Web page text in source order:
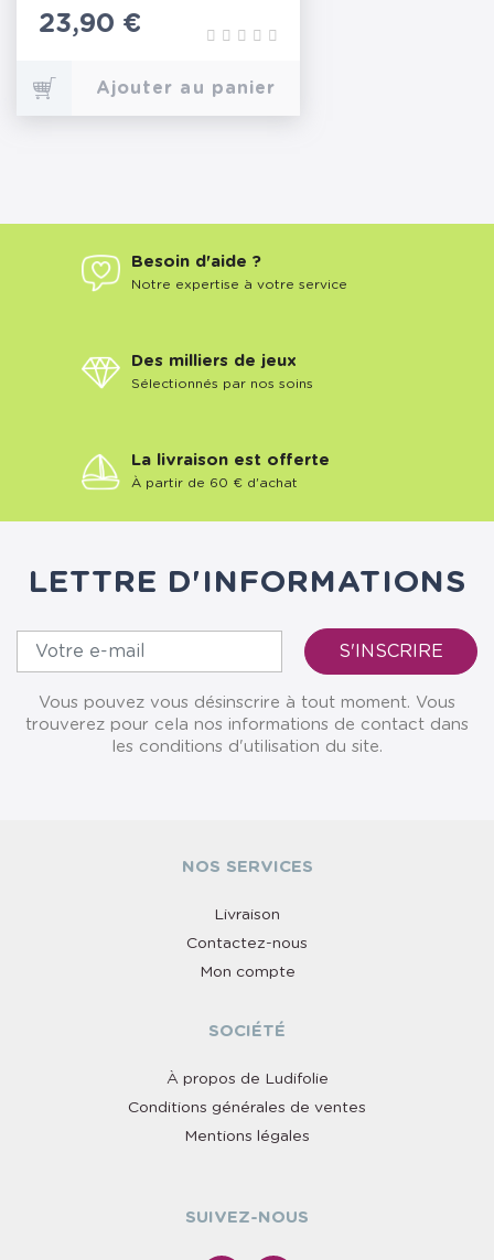
Prix
23,90 €
Ajouter au panier
Besoin d'aide ?
Notre expertise à votre service
Des milliers de jeux
Sélectionnés par nos soins
La livraison est offerte
À partir de 60 € d'achat
LETTRE D'INFORMATIONS
Vous pouvez vous désinscrire à tout moment. Vous
trouverez pour cela nos informations de contact dans
les conditions d'utilisation du site.
NOS SERVICES
Livraison
Contactez-nous
Mon compte
SOCIÉTÉ
À propos de Ludifolie
Conditions générales de ventes
Mentions légales
SUIVEZ-NOUS